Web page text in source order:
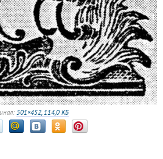
501×452, 114,0 КБ